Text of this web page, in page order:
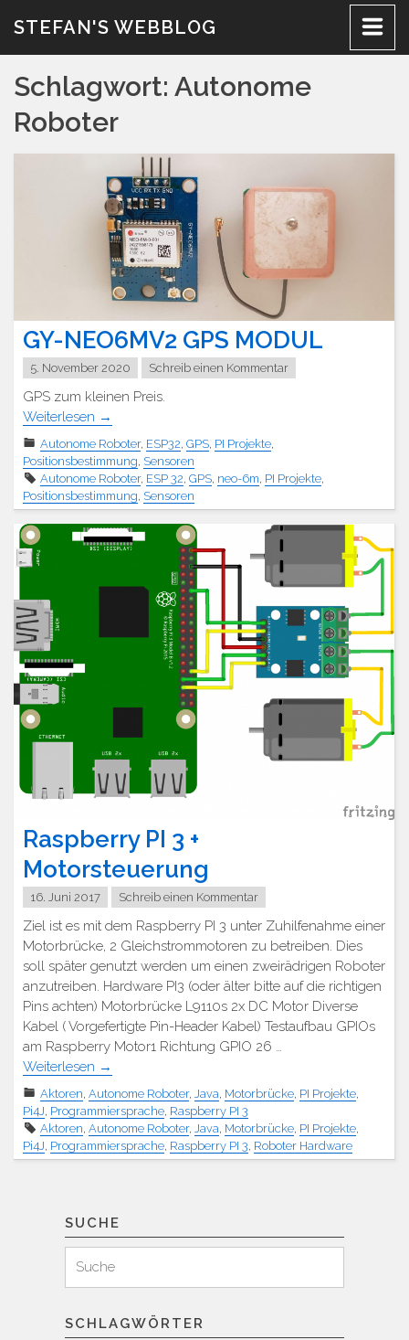
InhaltSTEFAN'S WEBBLOG
Schlagwort: Autonome
Roboter
GY-NEO6MV2 GPS MODUL
5. November 2020 Schreib einen Kommentar
GPS zum kleinen Preis.
Weiterlesen →
Autonome Roboter, ESP32 GPS PI Projekte
Positionsbestimmung Sensoren
Autonome Roboter, ESP 32 GPS neo-6m PI Projekte
Positionsbestimmung Sensoren
Raspberry PI 3 +
Motorsteuerung
16. Juni 2017 Schreib einen Kommentar
Ziel ist es mit dem Raspberry PI 3 unter Zuhilfenahme einer
Motorbrücke, 2 Gleichstrommotoren zu betreiben. Dies
soll später genutzt werden um einen zweirädrigen Roboter
anzutreiben. Hardware PI3 (oder älter bitte auf die richtigen
Pins achten) Motorbrücke L9110s 2x DC Motor Diverse
Kabel ( Vorgefertigte Pin-Header Kabel) Testaufbau GPIOs
am Raspberry Motor1 Richtung GPIO 26 …
Weiterlesen →
Aktoren Autonome Roboter, Java Motorbrücke PI Projekte
Pi4J Programmiersprache Raspberry PI 3
Aktoren Autonome Roboter, Java Motorbrücke PI Projekte
Pi4J Programmiersprache Raspberry PI 3 Roboter Hardware
SUCHE
für:
Suchen
SCHLAGWÖRTER